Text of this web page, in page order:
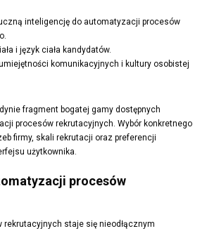
inteligencję do automatyzacji procesów
i język ciała kandydatów.
komunikacyjnych i kultury osobistej
fragment bogatej gamy dostępnych
procesów rekrutacyjnych. Wybór konkretnego
firmy, skali rekrutacji oraz preferencji
użytkownika.
procesów
staje się nieodłącznym